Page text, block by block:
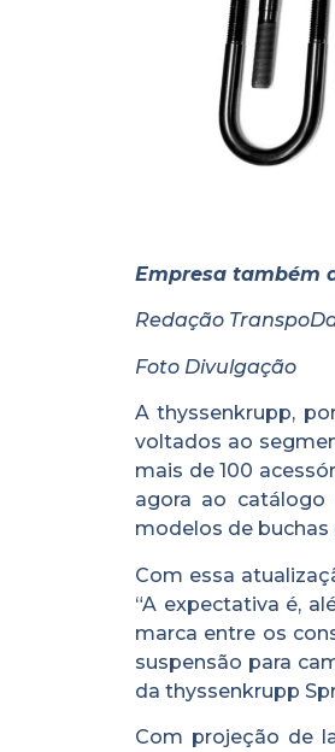
Empresa também
Redação
Foto Divulgação
A thyssenkrupp,
voltados ao
mais de 100
agora ao
modelos de buchas
Com essa
“A expectativa é,
marca entre os
suspensão para
da thyssenkrupp
Com projeção de